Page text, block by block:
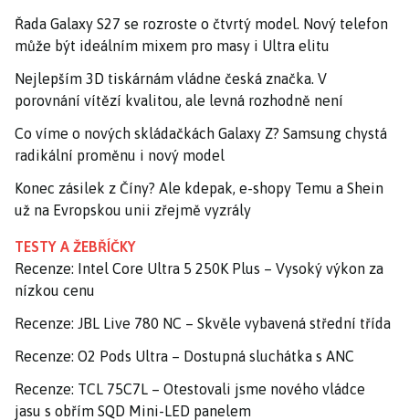
Řada Galaxy S27 se rozroste o čtvrtý model. Nový telefon
může být ideálním mixem pro masy i Ultra elitu
Nejlepším 3D tiskárnám vládne česká značka. V
porovnání vítězí kvalitou, ale levná rozhodně není
Co víme o nových skládačkách Galaxy Z? Samsung chystá
radikální proměnu i nový model
Konec zásilek z Číny? Ale kdepak, e-shopy Temu a Shein
už na Evropskou unii zřejmě vyzrály
TESTY A ŽEBŘÍČKY
Recenze: Intel Core Ultra 5 250K Plus – Vysoký výkon za
nízkou cenu
Recenze: JBL Live 780 NC – Skvěle vybavená střední třída
Recenze: O2 Pods Ultra – Dostupná sluchátka s ANC
Recenze: TCL 75C7L – Otestovali jsme nového vládce
jasu s obřím SQD Mini-LED panelem